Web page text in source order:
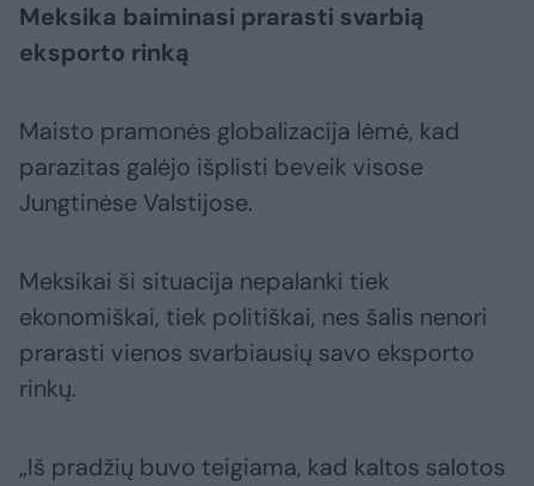
Meksika baiminasi prarasti svarbią
eksporto rinką
Maisto pramonės globalizacija lėmė, kad
parazitas galėjo išplisti beveik visose
Jungtinėse Valstijose.
Meksikai ši situacija nepalanki tiek
ekonomiškai, tiek politiškai, nes šalis nenori
prarasti vienos svarbiausių savo eksporto
rinkų.
„Iš pradžių buvo teigiama, kad kaltos salotos